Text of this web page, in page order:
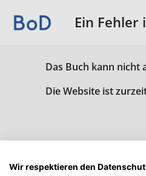
Ein
Das Buch kann nicht
Die Website ist
Wir respektieren den